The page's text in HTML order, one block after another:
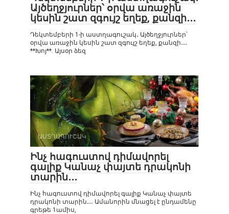
Այծեղջյուրներ՝ օրվա առաջին
կեսին շատ զգույշ եղեք, քանզի․․․
Դեկտեմբերի 1-ի աստղագուշակ․ Այծեղջյուրներ՝
օրվա առաջին կեսին շատ զգույշ եղեք, քանզի․․․
**Խոյ**. Այսօր ձեզ
ԱՍՏՂԱԳՈՒՇԱԿ 0 571
Ինչ հագուստով դիմավորել
գալիք Կանաչ փայտե դրակոնի
տարին․․․
Ինչ հագուստով դիմավորել գալիք Կանաչ փայտե
դրակոնի տարին․․․ Ամանորին մնացել է ընդամենը
գրեթե 1ամիս,